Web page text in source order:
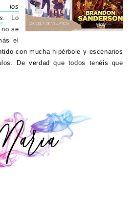
los
.
Lo
se
el
con mucha hipérbole y escenarios
De verdad que todos tenéis que